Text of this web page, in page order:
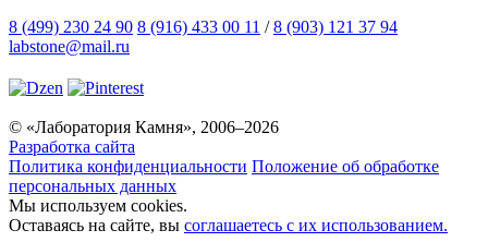
8 (499) 230 24 90 8 (916) 433 00 11 /8 (903) 121 37 94
labstone@mail.ru
© «Лаборатория Камня», 2006–2026
Разработка сайта
Политика конфиденциальности Положение об обработке
персональных данных
Мы используем cookies.
Оставаясь на сайте, вы соглашаетесь с их использованием.